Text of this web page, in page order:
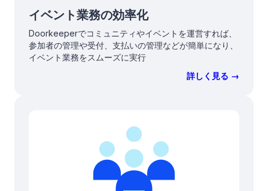
イベント業務の効率化
Doorkeeperでコミュニティやイベントを運営すれば、
参加者の管理や受付、支払いの管理などが簡単になり、
イベント業務をスムーズに実行
詳しく見る →